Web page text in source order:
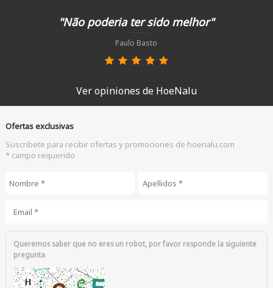
"Não poderia ter sido melhor"
Paulo Basto
Ver opiniones de HoeNalu
Ofertas exclusivas
Suscribete para recibir ofertas y promociones de hoenalu.com
* campo requerido
Queremos saber que no eres un robot, por favor responde la siguiente
pregunta